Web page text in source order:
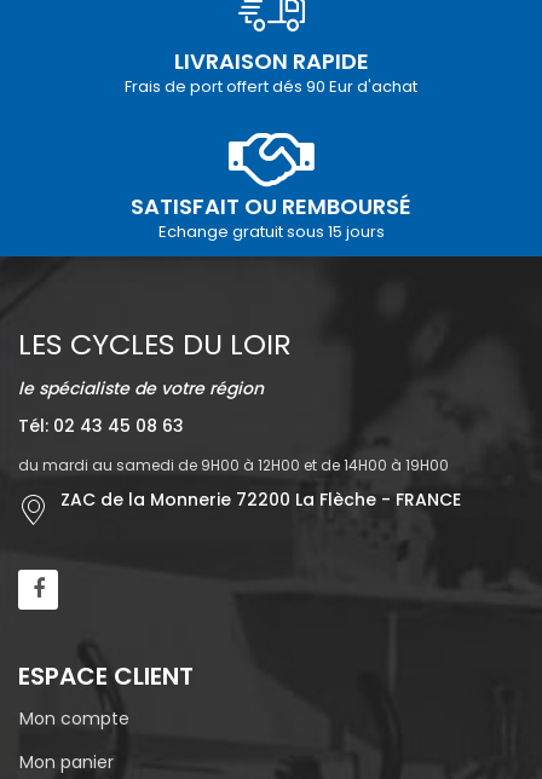
LIVRAISON RAPIDE
Frais de port offert dés 90 Eur d'achat
SATISFAIT OU REMBOURSÉ
Echange gratuit sous 15 jours
LES CYCLES DU LOIR
le spécialiste de votre région
Tél: 02 43 45 08 63
du mardi au samedi de 9H00 à 12H00 et de 14H00 à 19H00
ZAC de la Monnerie 72200 La Flèche - FRANCE
ESPACE CLIENT
Mon compte
Mon panier